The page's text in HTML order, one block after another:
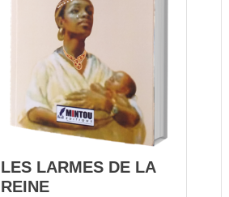
LES LARMES DE LA
REINE